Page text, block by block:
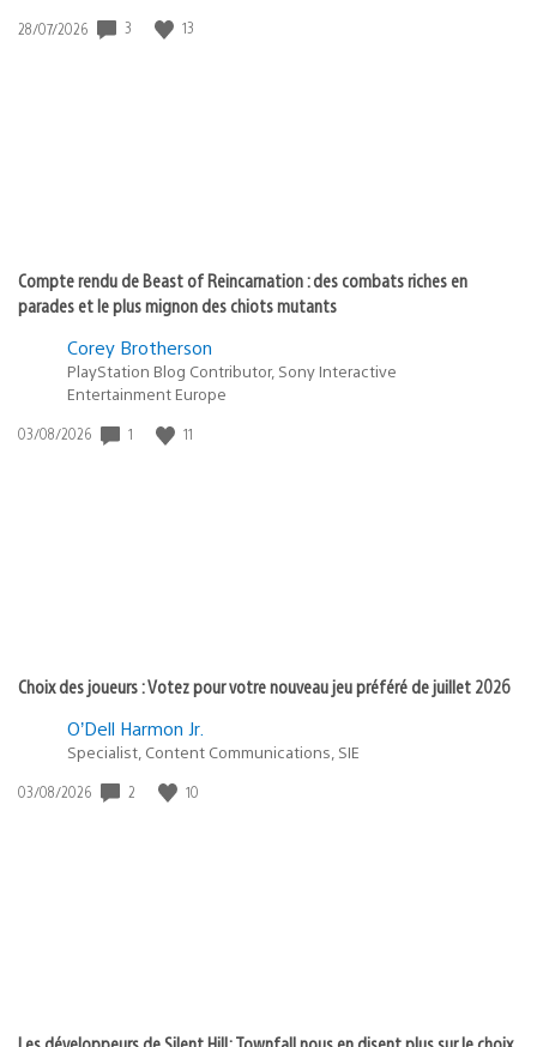
Date
28/07/2026 3 13
Compte rendu de Beast of Reincarnation : des combats riches en
parades et le plus mignon des chiots mutants
Corey Brotherson
PlayStation Blog Contributor, Sony Interactive
Entertainment Europe
Date
03/08/2026 1 11
Choix des joueurs : Votez pour votre nouveau jeu préféré de juillet 2026
O’Dell Harmon Jr.
Specialist, Content Communications, SIE
Date
03/08/2026 2 10